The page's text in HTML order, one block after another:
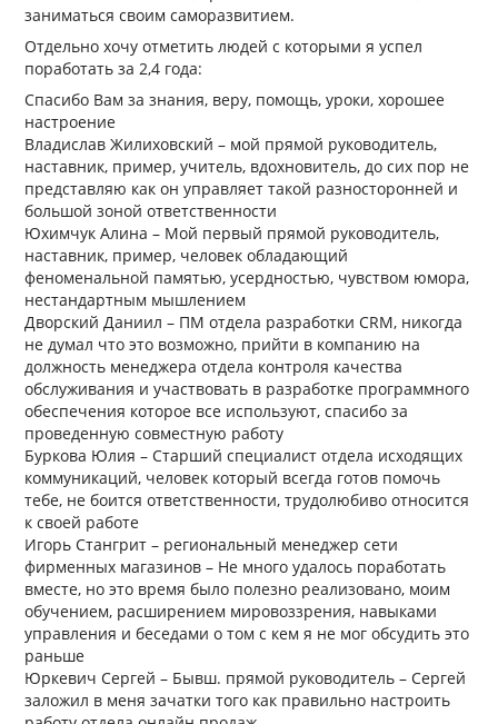
заниматься своим саморазвитием.
Отдельно хочу отметить людей с которыми я успел
поработать за 2,4 года:
Спасибо Вам за знания, веру, помощь, уроки, хорошее
настроение
Владислав Жилиховский – мой прямой руководитель,
наставник, пример, учитель, вдохновитель, до сих пор не
представляю как он управляет такой разносторонней и
большой зоной ответственности
Юхимчук Алина – Мой первый прямой руководитель,
наставник, пример, человек обладающий
феноменальной памятью, усердностью, чувством юмора,
нестандартным мышлением
Дворский Даниил – ПМ отдела разработки CRM, никогда
не думал что это возможно, прийти в компанию на
должность менеджера отдела контроля качества
обслуживания и участвовать в разработке программного
обеспечения которое все используют, спасибо за
проведенную совместную работу
Буркова Юлия – Старший специалист отдела исходящих
коммуникаций, человек который всегда готов помочь
тебе, не боится ответственности, трудолюбиво относится
к своей работе
Игорь Стангрит – региональный менеджер сети
фирменных магазинов – Не много удалось поработать
вместе, но это время было полезно реализовано, моим
обучением, расширением мировоззрения, навыками
управления и беседами о том с кем я не мог обсудить это
раньше
Юркевич Сергей – Бывш. прямой руководитель – Сергей
заложил в меня зачатки того как правильно настроить